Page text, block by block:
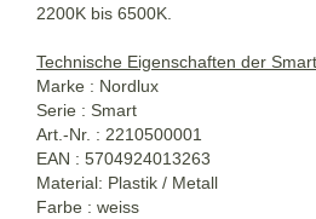
2200K bis 6500K.
Technische Eigenschaften der
Marke : Nordlux
Serie : Smart
Art.-Nr. : 2210500001
EAN : 5704924013263
Material: Plastik / Metall
Farbe : weiss